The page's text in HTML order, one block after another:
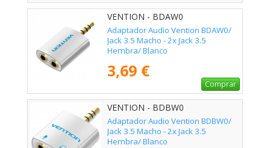
VENTION - BDAW0
Adaptador Audio Vention BDAW0/
Jack 3.5 Macho - 2x Jack 3.5
Hembra/ Blanco
3,69 €
Comprar
VENTION - BDBW0
Adaptador Audio Vention BDBW0/
Jack 3.5 Macho - 2x Jack 3.5
Hembra/ Blanco